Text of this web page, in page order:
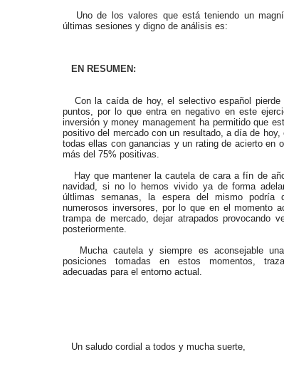
Uno de los valores que está teniendo un
últimas sesiones y digno de análisis es:
EN RESUMEN:
Con la caída de hoy, el selectivo español pierde
puntos, por lo que entra en negativo en este
inversión y money management ha permitido que
positivo del mercado con un resultado, a día de hoy,
todas ellas con ganancias y un rating de acierto en
más del 75% positivas.
Hay que mantener la cautela de cara a fín de
navidad, si no lo hemos vivido ya de forma
últlimas semanas, la espera del mismo podría
numerosos inversores, por lo que en el momento
trampa de mercado, dejar atrapados provocando
posteriormente.
Mucha cautela y siempre es aconsejable
posiciones tomadas en estos momentos,
adecuadas para el entorno actual.
Un saludo cordial a todos y mucha suerte,